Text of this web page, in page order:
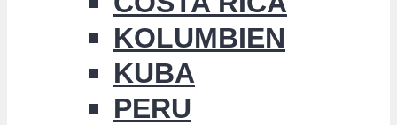
KOLUMBIEN
KUBA
PERU